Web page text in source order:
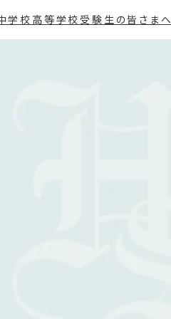
学校高等学校 受験生の皆さまへ